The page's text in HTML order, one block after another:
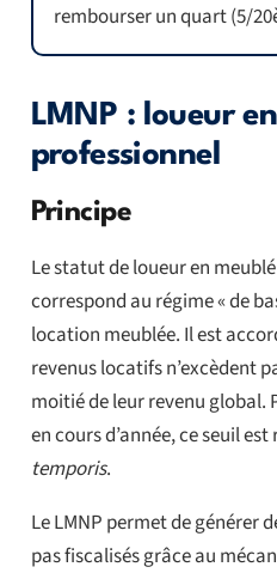
rembourser un quart (5/
LMNP : loueur
professionnel
Principe
Le statut de loueur en
correspond au régime « de
location meublée. Il est
revenus locatifs n’excèdent
moitié de leur revenu
en cours d’année, ce seuil
temporis.
Le LMNP permet de générer
pas fiscalisés grâce au